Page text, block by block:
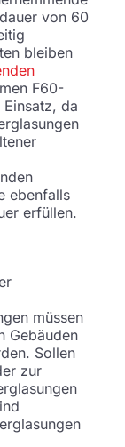
von 60
bleiben
F60-
da
ebenfalls
erfüllen.
müssen
Gebäuden
Sollen
zur